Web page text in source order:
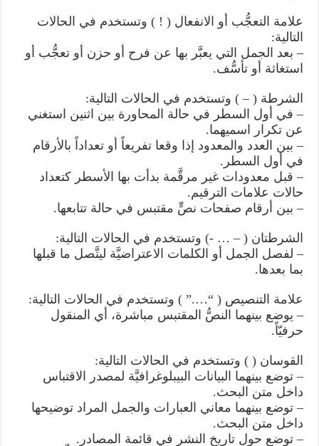
علامة التعجُّب أو الانفعال ( ! ) وتستخدم في الحالات
التالية:
– بعد الجمل التي يعبَّر بها عن فرح أو حزن أو تعجُّب أو
استغاثة أو تأسُّف.
الشرطة ( – ) وتستخدم في الحالات التالية:
– في أول السطر في حالة المحاورة بين اثنين استغني
عن تكرار اسميهما.
– بين العدد والمعدود إذا وقعا تفريعاً أو تعداداً بالأرقام
في أول السطر.
– قبل معدودات غير مرقَّمة بدأت بها الأسطر كتعداد
حالات علامات الترقيم.
– بين أرقام صفحات نصٍّ مقتبس في حالة تتابعها.
الشرطتان ( – … -) وتستخدم في الحالات التالية:
– لفصل الجمل أو الكلمات الاعتراضيَّة ليتَّصل ما قبلها
بما بعدها.
علامة التنصيص ( “….” ) وتستخدم في الحالات التالية:
– يوضع بينهما النصُّ المقتبس مباشرة، أي المنقول
حرفيّاً.
القوسان ( ) وتستخدم في الحالات التالية:
– توضع بينهما البيانات البيبلوغرافيَّة لمصدر الاقتباس
داخل متن البحث.
– توضع بينهما معاني العبارات والجمل المراد توضيحها
داخل متن البحث.
– توضع حول تاريخ النشر في قائمة المصادر.